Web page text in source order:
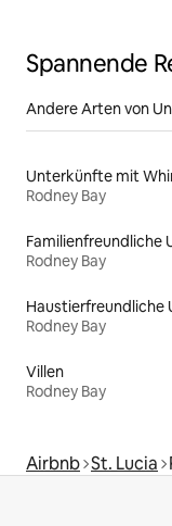
Spannende
Andere Arten von
Unterkünfte mit
Rodney Bay
Rodney Bay
Rodney Bay
Villen
Rodney Bay
Airbnb St. Lucia